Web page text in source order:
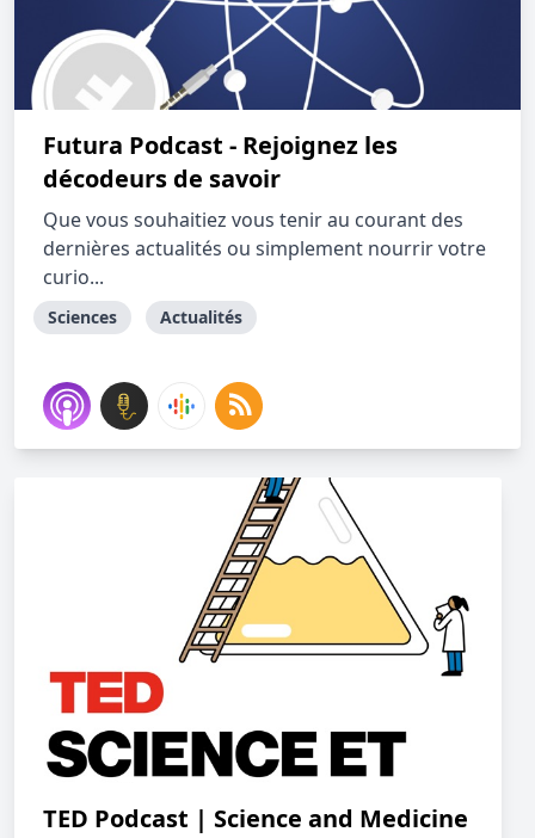
Futura Podcast - Rejoignez les
décodeurs de savoir
Que vous souhaitiez vous tenir au courant des
dernières actualités ou simplement nourrir votre
curio...
Sciences Actualités
TED Podcast | Science and Medicine